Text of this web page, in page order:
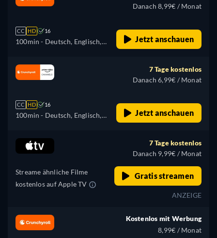
CC HD 16
100min - Deutsch, Englisch,
Italienisch, Japanisch,
Polnisch, Portugiesisch,
Danach 8,99€ / Monat
Jetzt anschauen
CC HD 16
100min - Deutsch, Englisch,
Italienisch, Japanisch,
Polnisch, Portugiesisch,
7 Tage kostenlos
Danach 6,99€ / Monat
Jetzt anschauen
Streame ähnliche Filme
kostenlos auf Apple TV
7 Tage kostenlos
Danach 9,99€ / Monat
Gratis streamen
ANZEIGE
Kostenlos mit Werbung
8,99€ / Monat